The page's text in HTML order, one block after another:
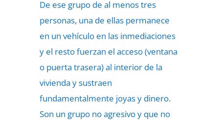
De ese grupo de al menos tres
personas, una de ellas permanece
en un vehículo en las inmediaciones
y el resto fuerzan el acceso (ventana
o puerta trasera) al interior de la
vivienda y sustraen
fundamentalmente joyas y dinero.
Son un grupo no agresivo y que no